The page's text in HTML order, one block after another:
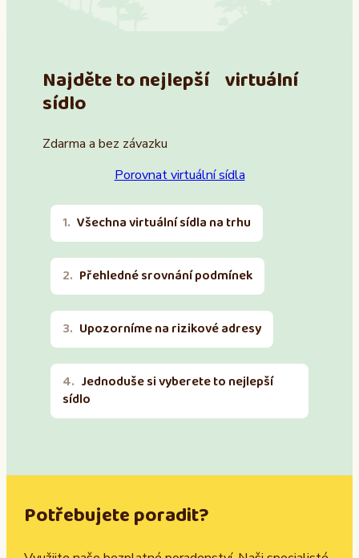
Najděte to nejlepší virtuální
sídlo
Zdarma a bez závazku
Porovnat virtuální sídla
Všechna virtuální sídla na trhu
Přehledné srovnání podmínek
Upozorníme na rizikové adresy
Jednoduše si vyberete to nejlepší
sídlo
Potřebujete poradit?